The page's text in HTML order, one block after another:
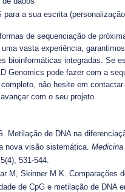
para a sua escrita
de sequenciação de
vasta experiência,
bioinformáticas integradas. Se
Genomics pode fazer com a
não hesite em
com o seu projeto.
Metilação de DNA na
nova visão sistemática. Medicina
531-544.
M, Skinner M K. Comparações
de CpG e metilação de DNA